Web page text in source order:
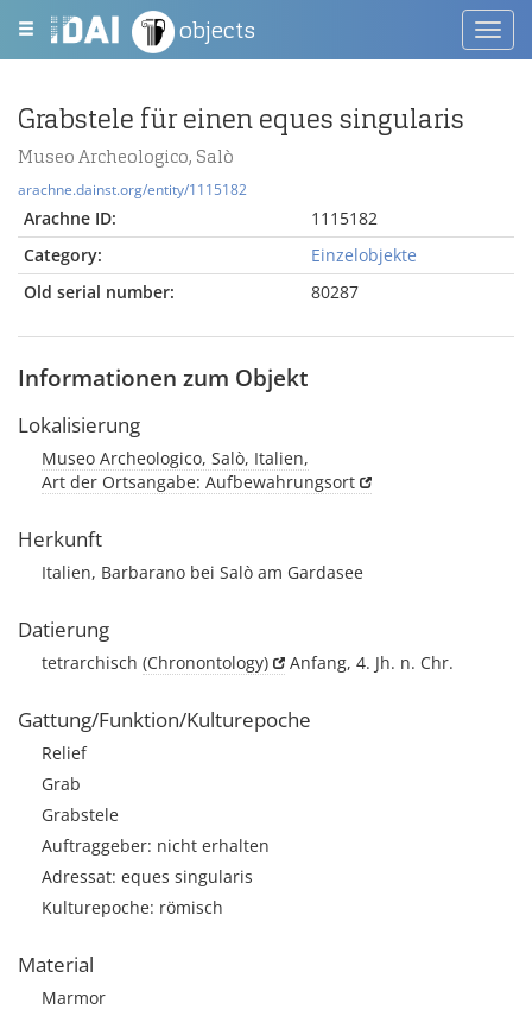
objects
Grabstele für einen eques singularis
Museo Archeologico, Salò
arachne.dainst.org/entity/1115182
Arachne ID:
1115182
Category:
Einzelobjekte
Old serial number:
80287
Informationen zum Objekt
Lokalisierung
Museo Archeologico, Salò, Italien,
Art der Ortsangabe: Aufbewahrungsort
Herkunft
Italien, Barbarano bei Salò am Gardasee
Datierung
tetrarchisch (Chronontology) Anfang, 4. Jh. n. Chr.
Gattung/Funktion/Kulturepoche
Relief
Grab
Grabstele
Auftraggeber: nicht erhalten
Adressat: eques singularis
Kulturepoche: römisch
Material
Marmor